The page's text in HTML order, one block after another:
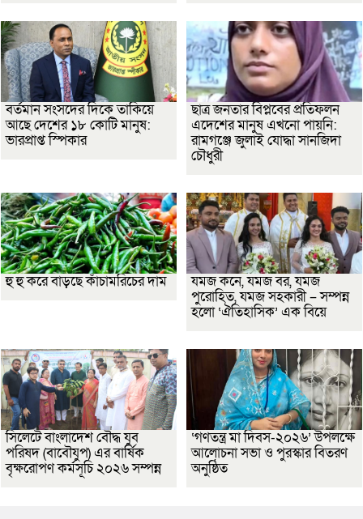
বর্তমান সংসদের দিকে তাকিয়ে
আছে দেশের ১৮ কোটি মানুষ:
ভারপ্রাপ্ত স্পিকার
ছাত্র জনতার বিপ্লবের প্রতিফলন
এদেশের মানুষ এখনো পায়নি:
রামগঞ্জে জুলাই যোদ্ধা সানজিদা
চৌধুরী
হু হু করে বাড়ছে কাঁচামরিচের দাম
যমজ কনে, যমজ বর, যমজ
পুরোহিত, যমজ সহকারী – সম্পন্ন
হলো ‘ঐতিহাসিক’ এক বিয়ে
সিলেটে বাংলাদেশ বৌদ্ধ যুব
পরিষদ (বাবৌযুপ) এর বার্ষিক
বৃক্ষরোপণ কর্মসূচি ২০২৬ সম্পন্ন
‘গণতন্ত্র মা দিবস-২০২৬’ উপলক্ষে
আলোচনা সভা ও পুরস্কার বিতরণ
অনুষ্ঠিত